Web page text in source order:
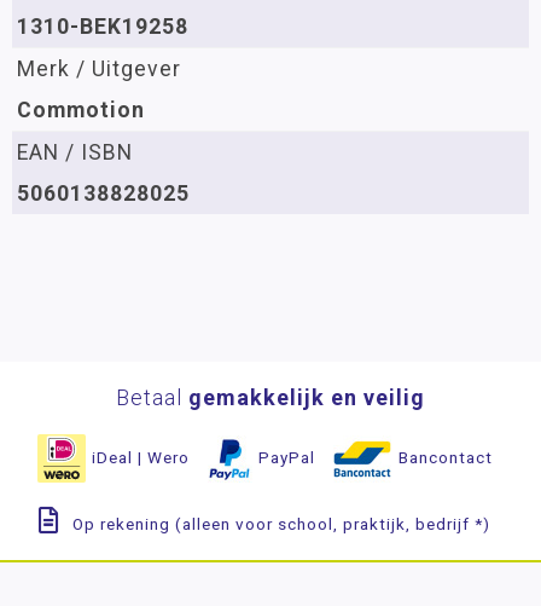
1310-BEK19258
Merk / Uitgever
Commotion
EAN / ISBN
5060138828025
Betaal gemakkelijk en veilig
iDeal | Wero PayPal Bancontact
Op rekening (alleen voor school, praktijk, bedrijf *)